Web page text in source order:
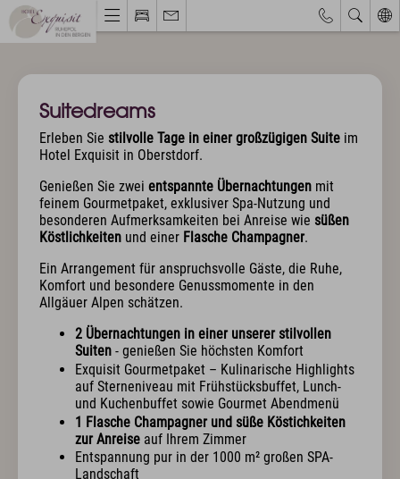
Webcams & Wetterbericht Eventkalender
Einzigartige Lage
Das Exquisit-Team
Bilder & Impressionen
Hotelbewertungen
Zimmer & Angebote
Bestpreisgarantie
Zimmer, Suiten & Preise
Exquisite Angebote
Inklusivleistungen
Allgäu Walser Pass Premium
Exquisit Business - Tagen & Feiern
Kulinarik & Genuss
Suitedreams
Erleben Sie stilvolle Tage in einer großzügigen Suite im
Hotel Exquisit in Oberstdorf.
Genießen Sie zwei entspannte Übernachtungen mit
feinem Gourmetpaket, exklusiver Spa-Nutzung und
besonderen Aufmerksamkeiten bei Anreise wie süßen
Köstlichkeiten und einer Flasche Champagner.
Ein Arrangement für anspruchsvolle Gäste, die Ruhe,
Komfort und besondere Genussmomente in den
Allgäuer Alpen schätzen.
2 Übernachtungen in einer unserer stilvollen
Suiten - genießen Sie höchsten Komfort
Exquisit Gourmetpaket – Kulinarische Highlights
auf Sterneniveau mit Frühstücksbuffet, Lunch-
und Kuchenbuffet sowie Gourmet Abendmenü
1 Flasche Champagner und süße Köstichkeiten
zur Anreise auf Ihrem Zimmer
Entspannung pur in der 1000 m² großen SPA-
Landschaft